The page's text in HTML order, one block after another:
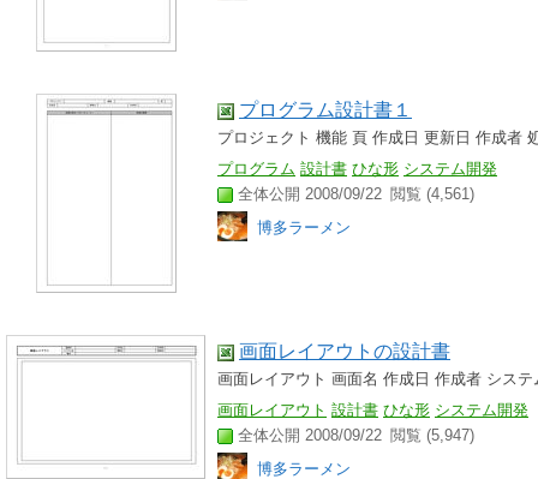
プログラム設計書１
プロジェクト 機能 頁 作成日 更新日 作成者
プログラム 設計書 ひな形 システム開発
全体公開 2008/09/22 閲覧 (4,561)
博多ラーメン
画面レイアウトの設計書
画面レイアウト 画面名 作成日 作成者 シス
画面レイアウト 設計書 ひな形 システム開発
全体公開 2008/09/22 閲覧 (5,947)
博多ラーメン